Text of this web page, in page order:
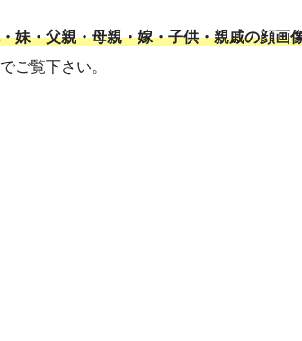
妹・父親・母親・嫁・子供・親戚の顔画
ご覧下さい。